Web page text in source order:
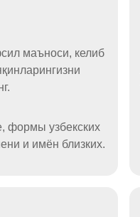
маъноси, келиб
формы узбекских
и имён близких.